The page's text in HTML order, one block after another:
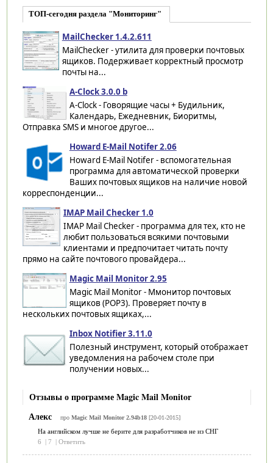
ТОП-сегодня раздела "Мониторинг"
MailChecker 1.4.2.611
MailChecker - утилита для проверки почтовых
ящиков. Подерживает корректный просмотр
почты на...
A-Clock 3.0.0 b
A-Clock - Говорящие часы + Будильник,
Календарь, Ежедневник, Биоритмы,
Отправка SMS и многое другое...
Howard E-Mail Notifer 2.06
Howard E-Mail Notifer - вспомогательная
программа для автоматической проверки
Ваших почтовых ящиков на наличие новой
корреспонденции...
IMAP Mail Checker 1.0
IMAP Mail Checker - программа для тех, кто не
любит пользоваться всякими почтовыми
клиентами и предпочитает читать почту
прямо на сайте почтового провайдера...
Magic Mail Monitor 2.95
Magic Mail Monitor - Ммонитор почтовых
ящиков (POP3). Проверяет почту в
нескольких почтовых ящиках,...
Inbox Notifier 3.11.0
Полезный инструмент, который отображает
уведомления на рабочем столе при
получении новых...
Отзывы о программе Magic Mail Monitor
Алекс
про Magic Mail Monitor 2.94b18[20-01-2015]
На английском лучше не берите для разработчиков не из СНГ
6
7 Ответить